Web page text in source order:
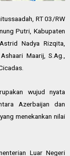
RT 03/RW
Putri, Kabupaten
Nadya Rizqita,
Maarij, S.Ag.,
wujud nyata
Azerbaijan dan
menekankan nilai
Luar Negeri